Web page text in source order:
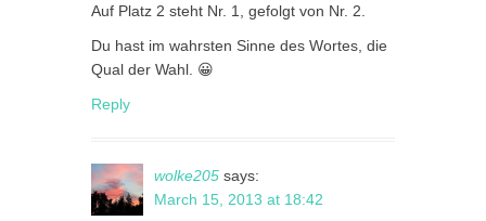
Auf Platz 2 steht Nr. 1, gefolgt von Nr. 2.
Du hast im wahrsten Sinne des Wortes, die
Qual der Wahl. 😀
Reply
wolke205 says:
March 15, 2013 at 18:42